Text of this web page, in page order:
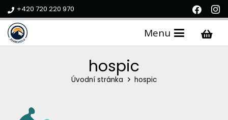
+420 720 220 970
Menu
hospic
Úvodní stránka hospic